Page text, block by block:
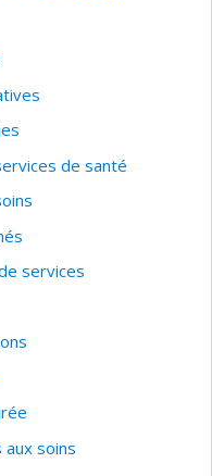
de santé
services
aux soins